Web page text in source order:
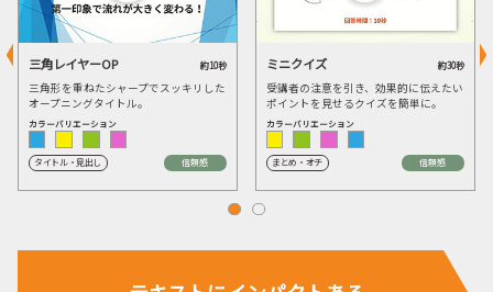
三角レイヤーOP 約10秒
三角形を重ねたシャープでスッキリした
オープニングタイトル。
カラーバリエーション
タイトル・見出し 信頼感
ミニクイズ 約30秒
受講者の注意を引き、効果的に伝えたい
ポイントを見せるクイズを簡単に。
カラーバリエーション
まとめ・オチ 信頼感